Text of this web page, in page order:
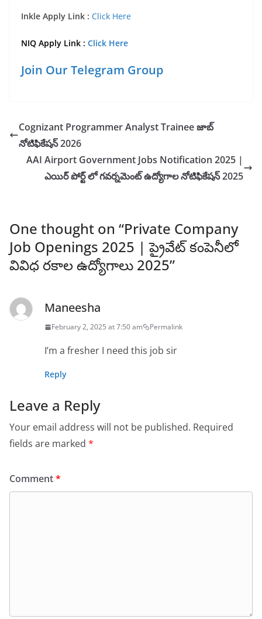
Inkle Apply Link : Click Here
NIQ Apply Link : Click Here
Join Our Telegram Group
Cognizant Programmer Analyst Trainee జాబ్
నోటిఫికేషన్ 2026
AAI Airport Government Jobs Notification 2025 |
ఎయిర్ పోర్ట్ లో గవర్నమెంట్ ఉద్యోగాల నోటిఫికేషన్ 2025
One thought on “Private Company
Job Openings 2025 | ప్రైవేట్ కంపెనీలో
వివిధ రకాల ఉద్యోగాలు 2025”
Maneesha
February 2, 2025 at 7:50 am Permalink
I’m a fresher I need this job sir
Reply
Leave a Reply
Your email address will not be published. Required
fields are marked *
Comment*